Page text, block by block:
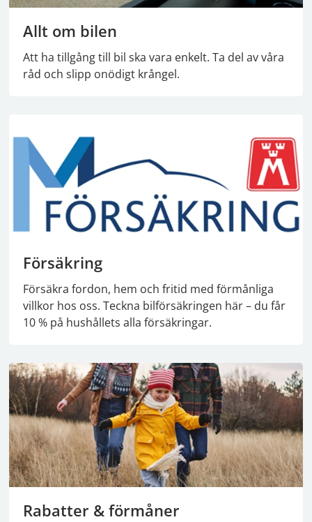
Allt om bilen
Att ha tillgång till bil ska vara enkelt. Ta del av våra
råd och slipp onödigt krångel.
Försäkring
Försäkra fordon, hem och fritid med förmånliga
villkor hos oss. Teckna bilförsäkringen här – du får
10 % på hushållets alla försäkringar.
Rabatter & förmåner